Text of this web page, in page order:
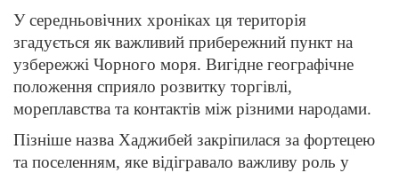
У середньовічних хроніках ця територія
згадується як важливий прибережний пункт на
узбережжі Чорного моря. Вигідне географічне
положення сприяло розвитку торгівлі,
мореплавства та контактів між різними народами.
Пізніше назва Хаджибей закріпилася за фортецею
та поселенням, яке відігравало важливу роль у